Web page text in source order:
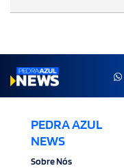
PEDRA AZUL
NEWS
Sobre Nós